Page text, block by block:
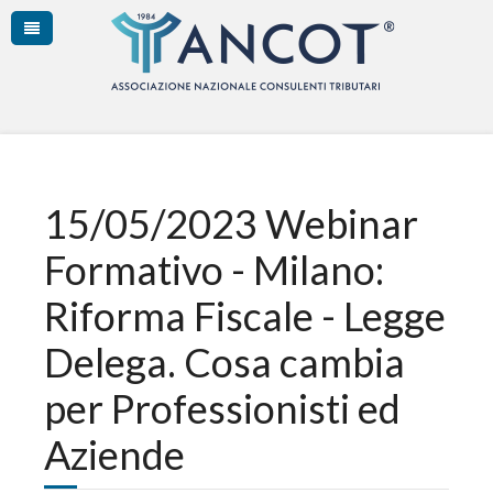
15/05/2023 Webinar
Formativo - Milano:
Riforma Fiscale - Legge
Delega. Cosa cambia
per Professionisti ed
Aziende